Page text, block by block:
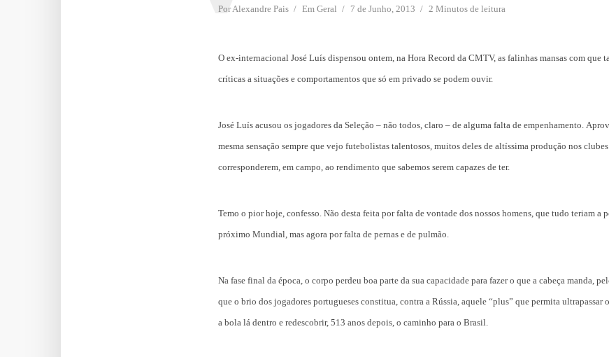
PorAlexandre Pais Em Geral 7 de Junho, 2013 2 Minutos de leitura
O ex-internacional José Luís dispensou ontem, na Hora Record da CMTV, as falinhas mansas com que
críticas a situações e comportamentos que só em privado se podem ouvir.
José Luís acusou os jogadores da Seleção – não todos, claro – de alguma falta de empenhamento.
mesma sensação sempre que vejo futebolistas talentosos, muitos deles de altíssima produção nos
corresponderem, em campo, ao rendimento que sabemos serem capazes de ter.
Temo o pior hoje, confesso. Não desta feita por falta de vontade dos nossos homens, que tudo teriam a
próximo Mundial, mas agora por falta de pernas e de pulmão.
Na fase final da época, o corpo perdeu boa parte da sua capacidade para fazer o que a cabeça manda,
que o brio dos jogadores portugueses constitua, contra a Rússia, aquele “plus” que permita ultrapassar
a bola lá dentro e redescobrir, 513 anos depois, o caminho para o Brasil.